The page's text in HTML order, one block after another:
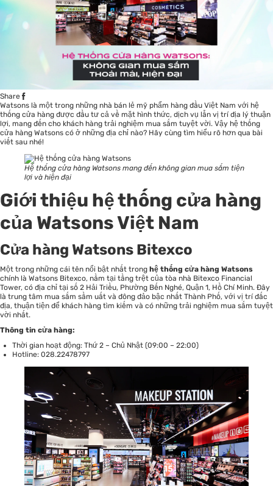
Share
Watsons là một trong những nhà bán lẻ mỹ phẩm hàng đầu Việt Nam với hệ
thống cửa hàng được đầu tư cả về mặt hình thức, dịch vụ lẫn vị trí địa lý thuận
lợi, mang đến cho khách hàng trải nghiệm mua sắm tuyệt vời. Vậy hệ thống
cửa hàng Watsons có ở những địa chỉ nào? Hãy cùng tìm hiểu rõ hơn qua bài
viết sau nhé!
Hệ thống cửa hàng Watsons mang đến không gian mua sắm tiện
lợi và hiện đại
Giới thiệu hệ thống cửa hàng
của Watsons Việt Nam
Cửa hàng Watsons Bitexco
Một trong những cái tên nổi bật nhất trong hệ thống cửa hàng Watsons
chính là Watsons Bitexco, nằm tại tầng trệt của tòa nhà Bitexco Financial
Tower, có địa chỉ tại số 2 Hải Triều, Phường Bến Nghé, Quận 1, Hồ Chí Minh. Đây
là trung tâm mua sắm sầm uất và đông đảo bậc nhất Thành Phố, với vị trí đắc
địa, thuận tiện để khách hàng tìm kiếm và có những trải nghiệm mua sắm tuyệt
vời nhất.
Thông tin cửa hàng:
Thời gian hoạt động: Thứ 2 – Chủ Nhật (09:00 – 22:00)
Hotline: 028.22478797